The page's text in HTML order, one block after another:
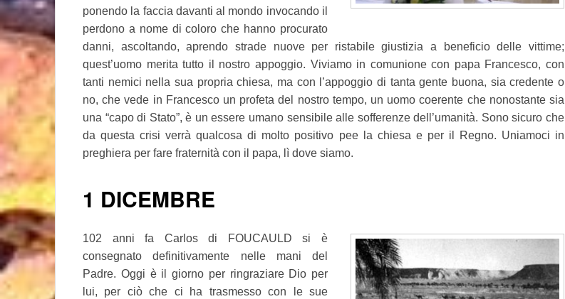
ponendo la faccia davanti al mondo invocando il
perdono a nome di coloro che hanno procurato
danni, ascoltando, aprendo strade nuove per ristabile giustizia a beneficio delle vittime;
quest’uomo merita tutto il nostro appoggio. Viviamo in comunione con papa Francesco, con
tanti nemici nella sua propria chiesa, ma con l’appoggio di tanta gente buona, sia credente o
no, che vede in Francesco un profeta del nostro tempo, un uomo coerente che nonostante sia
una “capo di Stato”, è un essere umano sensibile alle sofferenze dell’umanità. Sono sicuro che
da questa crisi verrà qualcosa di molto positivo pee la chiesa e per il Regno. Uniamoci in
preghiera per fare fraternità con il papa, lì dove siamo.
1 DICEMBRE
102 anni fa Carlos di FOUCAULD si è
consegnato definitivamente nelle mani del
Padre. Oggi è il giorno per ringraziare Dio per
lui, per ciò che ci ha trasmesso con le sue